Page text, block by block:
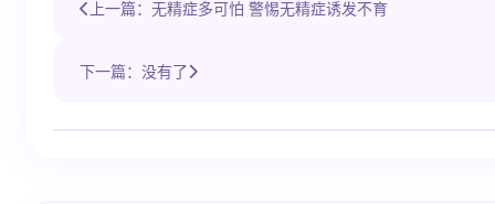
上一篇：无精症多可怕 警惕无精症诱发不育
下一篇：没有了